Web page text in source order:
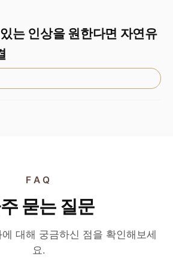
는 인상을 원한다면 자연유
FAQ
묻는 질문
대해 궁금하신 점을 확인해보세
요.